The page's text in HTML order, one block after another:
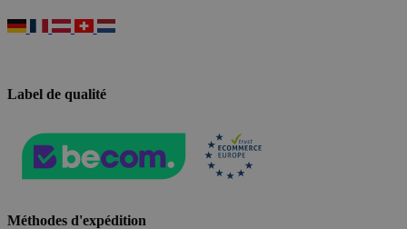
Label de qualité
Méthodes d'expédition